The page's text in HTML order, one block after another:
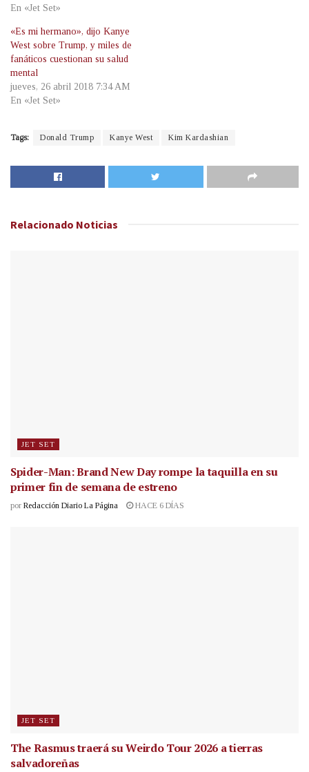
En «Jet Set»
«Es mi hermano», dijo Kanye
West sobre Trump, y miles de
fanáticos cuestionan su salud
mental
jueves, 26 abril 2018 7:34 AM
En «Jet Set»
Tags: Donald Trump Kanye West Kim Kardashian
Relacionado Noticias
JET SET
Spider-Man: Brand New Day rompe la taquilla en su
primer fin de semana de estreno
por Redacción Diario La Página HACE 6 DÍAS
JET SET
The Rasmus traerá su Weirdo Tour 2026 a tierras
salvadoreñas